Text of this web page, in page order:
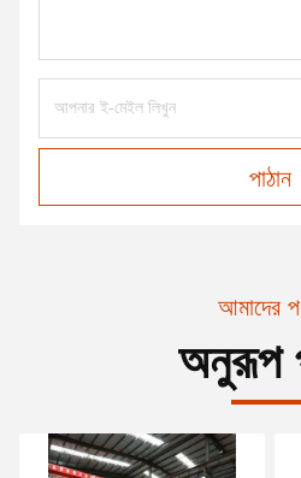
পাঠান
আমাদের
অনুরূপ